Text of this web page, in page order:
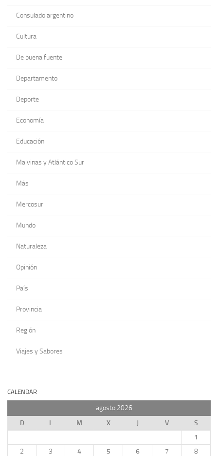
Consulado argentino
Cultura
De buena fuente
Departamento
Deporte
Economía
Educación
Malvinas y Atlántico Sur
Más
Mercosur
Mundo
Naturaleza
Opinión
País
Provincia
Región
Viajes y Sabores
CALENDAR
agosto 2026
D
L M X J V
S
1
2
3 4 5 6 7
8